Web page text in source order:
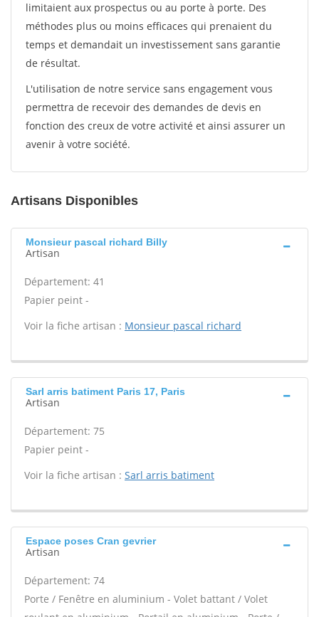
limitaient aux prospectus ou au porte à porte. Des
méthodes plus ou moins efficaces qui prenaient du
temps et demandait un investissement sans garantie
de résultat.
L'utilisation de notre service sans engagement vous
permettra de recevoir des demandes de devis en
fonction des creux de votre activité et ainsi assurer un
avenir à votre société.
Artisans Disponibles
Monsieur pascal richard Billy
Artisan
Département: 41
Papier peint -
Voir la fiche artisan : Monsieur pascal richard
Sarl arris batiment Paris 17, Paris
Artisan
Département: 75
Papier peint -
Voir la fiche artisan : Sarl arris batiment
Espace poses Cran gevrier
Artisan
Département: 74
Porte / Fenêtre en aluminium - Volet battant / Volet